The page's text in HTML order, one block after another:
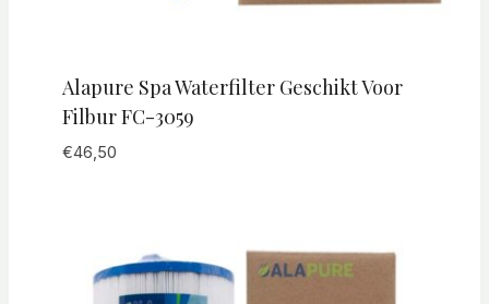
Alapure Spa Waterfilter Geschikt Voor
Filbur FC-3059
€46,50